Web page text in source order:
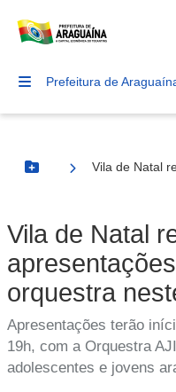
Prefeitura de
Botão Menu
Vila de Natal
Vila de Natal
orquestra
Apresentações terão
19h, com a Orquestra
adolescentes e jovens